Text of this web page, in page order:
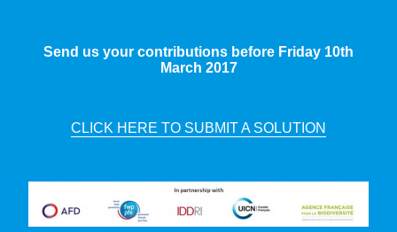
Send us your contributions before Friday 10th
March 2017
CLICK HERE TO SUBMIT A SOLUTION